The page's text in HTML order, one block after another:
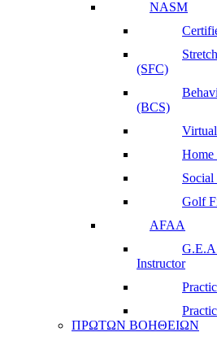
NASM
(SFC)
(BCS)
Home
Golf
AFAA
Instructor
ΠΡΩΤΩΝ ΒΟΗΘΕΙΩΝ